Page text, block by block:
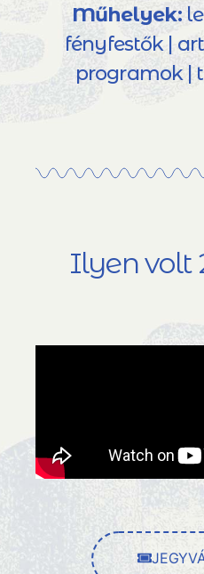
Műhelyek:
fényfestők |
programok |
Ilyen volt